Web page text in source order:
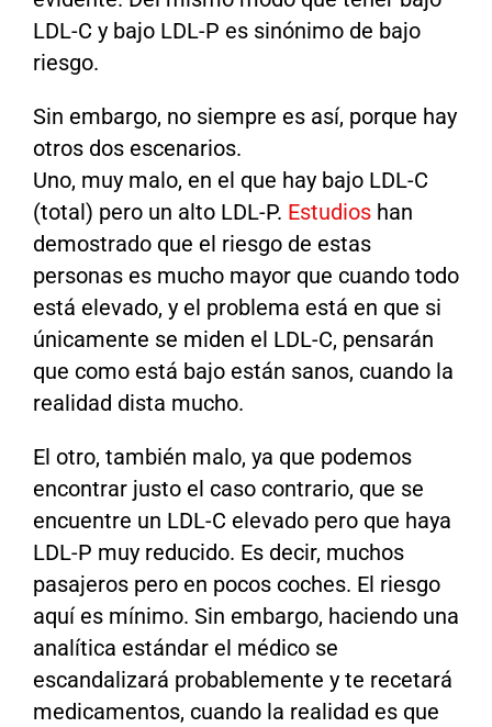
LDL-C y bajo LDL-P es sinónimo de bajo
riesgo.
Sin embargo, no siempre es así, porque hay
otros dos escenarios.
Uno, muy malo, en el que hay bajo LDL-C
(total) pero un alto LDL-P. Estudios han
demostrado que el riesgo de estas
personas es mucho mayor que cuando todo
está elevado, y el problema está en que si
únicamente se miden el LDL-C, pensarán
que como está bajo están sanos, cuando la
realidad dista mucho.
El otro, también malo, ya que podemos
encontrar justo el caso contrario, que se
encuentre un LDL-C elevado pero que haya
LDL-P muy reducido. Es decir, muchos
pasajeros pero en pocos coches. El riesgo
aquí es mínimo. Sin embargo, haciendo una
analítica estándar el médico se
escandalizará probablemente y te recetará
medicamentos, cuando la realidad es que